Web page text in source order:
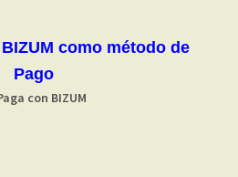
como método de
Pago